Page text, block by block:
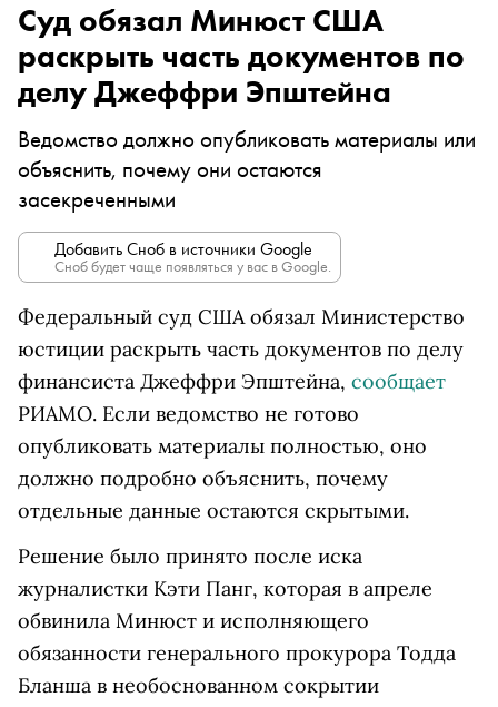
Суд обязал Минюст США
раскрыть часть документов по
делу Джеффри Эпштейна
Ведомство должно опубликовать материалы или
объяснить, почему они остаются
засекреченными
Добавить Сноб в источники Google
Сноб будет чаще появляться у вас в Google.
Федеральный суд США обязал Министерство
юстиции раскрыть часть документов по делу
финансиста Джеффри Эпштейна, сообщает
РИАМО. Если ведомство не готово
опубликовать материалы полностью, оно
должно подробно объяснить, почему
отдельные данные остаются скрытыми.
Решение было принято после иска
журналистки Кэти Панг, которая в апреле
обвинила Минюст и исполняющего
обязанности генерального прокурора Тодда
Бланша в необоснованном сокрытии